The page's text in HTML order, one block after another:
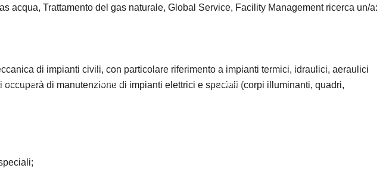
con noi Media Contatti
acqua, Trattamento del gas naturale, Global Service, Facility Management ricerca un/a:
di impianti civili, con particolare riferimento a impianti termici, idraulici, aeraulici
di manutenzione di impianti elettrici e speciali (corpi illuminanti, quadri,